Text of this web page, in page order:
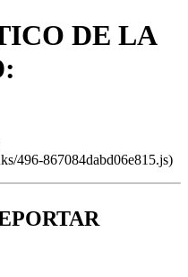
DE LA
496-867084dabd06e815.js)